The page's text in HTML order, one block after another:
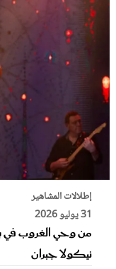
إطلالات المشاهير
31 يوليو 2026
من وحي الغروب في
نيكولا جبران